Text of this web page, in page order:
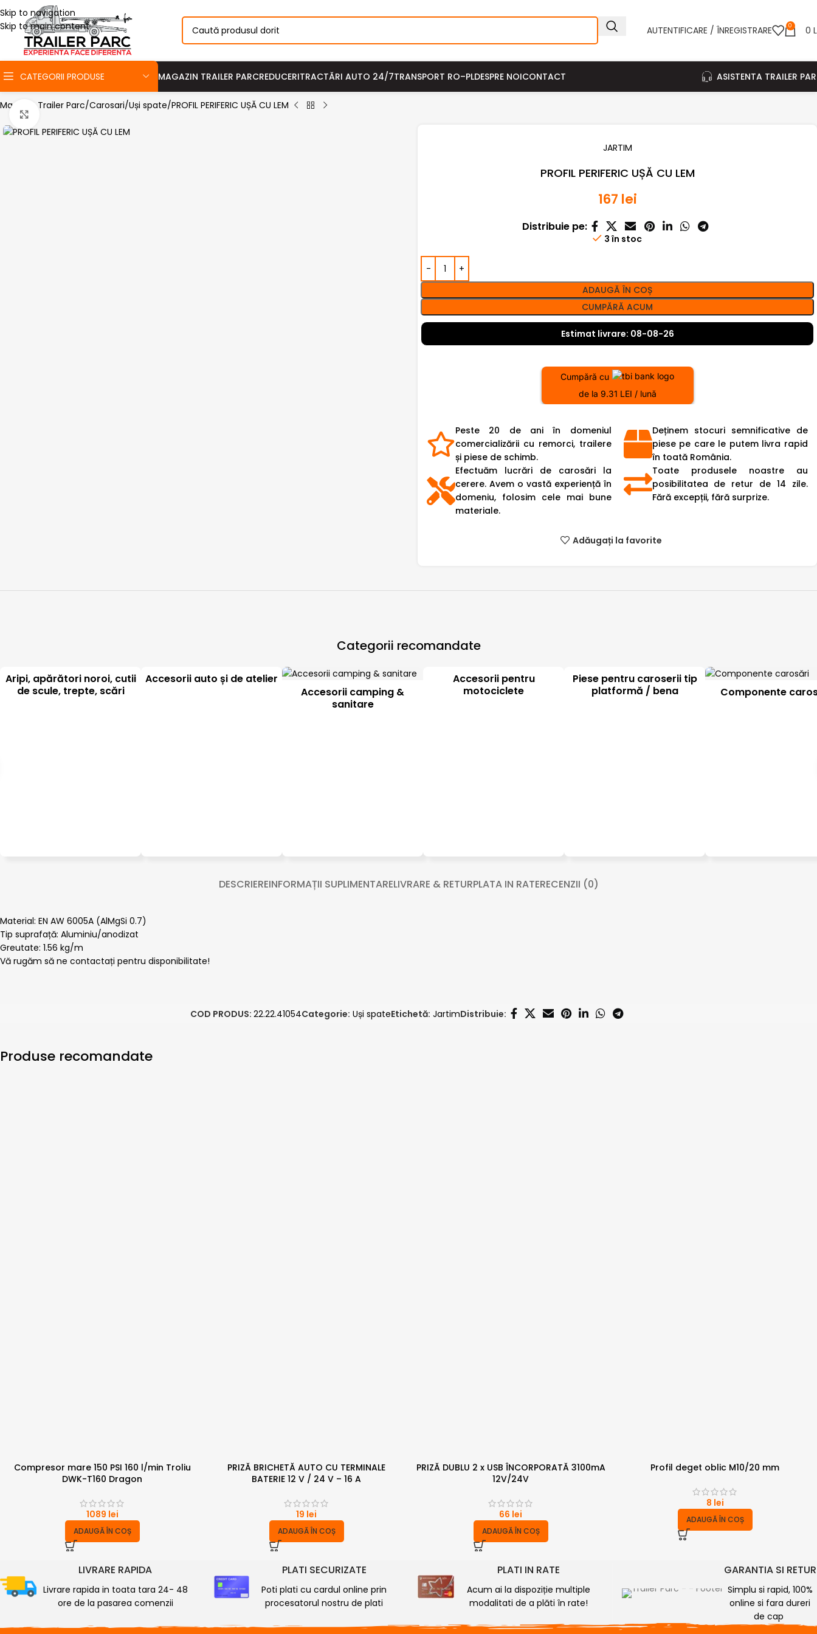
Skip to navigation
Skip to main content
AUTENTIFICARE / ÎNREGISTRARE 0 0
CATEGORII PRODUSE MAGAZIN TRAILER PARCREDUCERITRACTĂRI AUTO 24/7TRANSPORT RO–PLDESPRE NOICONTACT ASISTENTA TRAILER
Magazin Trailer Parc Carosari Uși spate PROFIL PERIFERIC UȘĂ CU LEM
JARTIM
PROFIL PERIFERIC UȘĂ CU LEM
167 lei
Distribuie pe:
3 în stoc
ADAUGĂ ÎN COȘ
CUMPĂRĂ ACUM
Estimat livrare: 08-08-26
Cumpără cu
de la 9.31 LEI / lună
Peste 20 de ani în domeniul
comercializării cu remorci, trailere
și piese de schimb.
Efectuăm lucrări de carosări la
cerere. Avem o vastă experiență în
domeniu, folosim cele mai bune
materiale.
Deținem stocuri semnificative de
piese pe care le putem livra rapid
în toată România.
Toate produsele noastre au
posibilitatea de retur de 14 zile.
Fără excepții, fără surprize.
Adăugați la favorite
Categorii recomandate
Aripi, apărători noroi, cutii
de scule, trepte, scări
Accesorii auto și de atelier
Accesorii camping &
sanitare
Accesorii pentru
motociclete
Piese pentru caroserii tip
platformă / bena
Componente
DESCRIEREINFORMAȚII SUPLIMENTARELIVRARE & RETURPLATA IN RATERECENZII (0)
Material: EN AW 6005A (AlMgSi 0.7)
Tip suprafață: Aluminiu/anodizat
Greutate: 1.56 kg/m
Vă rugăm să ne contactați pentru disponibilitate!
COD PRODUS: 22.22.41054Categorie: Uși spateEtichetă: JartimDistribuie:
Produse recomandate
Compresor mare 150 PSI 160 l/min Troliu
DWK-T160 Dragon
1089 lei
ADAUGĂ ÎN COȘ
PRIZĂ BRICHETĂ AUTO CU TERMINALE
BATERIE 12 V / 24 V – 16 A
19 lei
ADAUGĂ ÎN COȘ
PRIZĂ DUBLU 2 x USB ÎNCORPORATĂ 3100mA
12V/24V
66 lei
ADAUGĂ ÎN COȘ
Profil deget oblic M10/20 mm
8 lei
ADAUGĂ ÎN COȘ
LIVRARE RAPIDA
Livrare rapida in toata tara 24- 48
ore de la pasarea comenzii
PLATI SECURIZATE
Poti plati cu cardul online prin
procesatorul nostru de plati
PLATI IN RATE
Acum ai la dispoziție multiple
modalitati de a plăti în rate!
GARANTIA SI RETUR
Simplu si rapid, 100%
online si fara dureri
de cap